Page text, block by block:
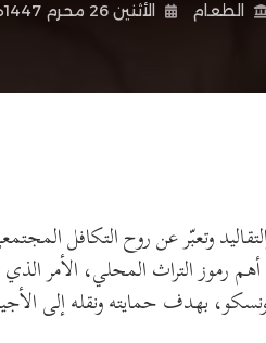
الطعام الأثنين 26 محرم 1447هـ
وتعبّر عن روح التكافل
رموز التراث المحلي، الأمر
بهدف حمايته ونقله إلى